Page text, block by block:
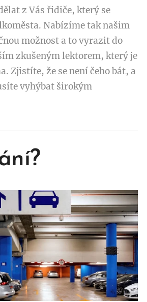
z Vás řidiče, který se
Nabízíme tak našim
možnost a to vyrazit do
zkušeným lektorem, který je
Zjistíte, že se není čeho bát, a
vyhýbat širokým